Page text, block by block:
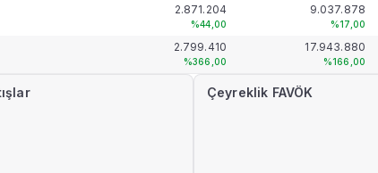
2.871.204
%44,00
9.037.878
%17,00
2.799.410
%366,00
17.943.880
%166,00
Çeyreklik FAVÖK